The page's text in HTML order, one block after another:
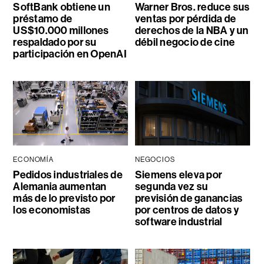
SoftBank obtiene un
préstamo de
US$10.000 millones
respaldado por su
participación en OpenAI
Warner Bros. reduce sus
ventas por pérdida de
derechos de la NBA y un
débil negocio de cine
ECONOMÍA
Pedidos industriales de
Alemania aumentan
más de lo previsto por
los economistas
NEGOCIOS
Siemens eleva por
segunda vez su
previsión de ganancias
por centros de datos y
software industrial